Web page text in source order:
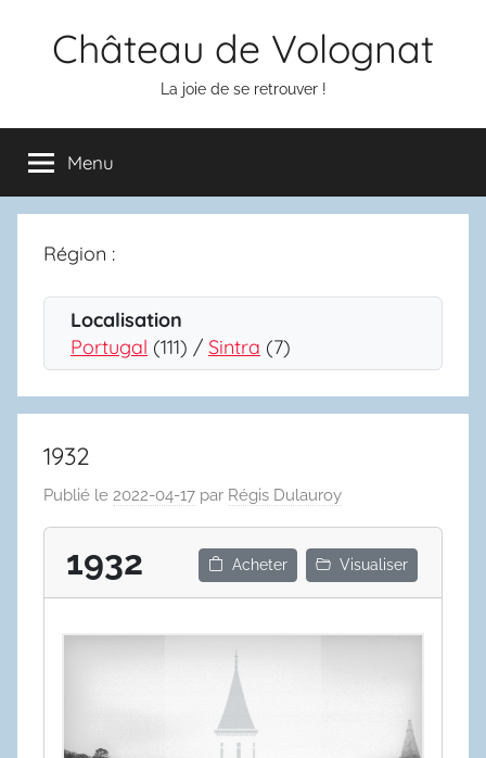
Château de Volognat
La joie de se retrouver !
Menu
Région :
Localisation
Portugal (111) / Sintra (7)
1932
Publié le 2022-04-17 par Régis Dulauroy
1932 Acheter Visualiser